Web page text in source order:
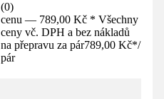
(0)
cenu — 789,00 Kč * Všechny
ceny vč. DPH a bez nákladů
na přepravu za pár789,00 Kč*/
pár